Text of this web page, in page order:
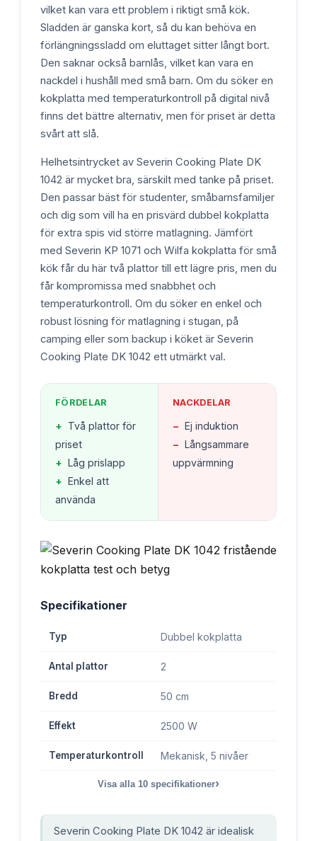
vilket kan vara ett problem i riktigt små kök.
Sladden är ganska kort, så du kan behöva en
förlängningssladd om eluttaget sitter långt bort.
Den saknar också barnlås, vilket kan vara en
nackdel i hushåll med små barn. Om du söker en
kokplatta med temperaturkontroll på digital nivå
finns det bättre alternativ, men för priset är detta
svårt att slå.
Helhetsintrycket av Severin Cooking Plate DK
1042 är mycket bra, särskilt med tanke på priset.
Den passar bäst för studenter, småbarnsfamiljer
och dig som vill ha en prisvärd dubbel kokplatta
för extra spis vid större matlagning. Jämfört
med Severin KP 1071 och Wilfa kokplatta för små
kök får du här två plattor till ett lägre pris, men du
får kompromissa med snabbhet och
temperaturkontroll. Om du söker en enkel och
robust lösning för matlagning i stugan, på
camping eller som backup i köket är Severin
Cooking Plate DK 1042 ett utmärkt val.
FÖRDELAR
+ Två plattor för
priset
+ Låg prislapp
+ Enkel att
använda
NACKDELAR
− Ej induktion
− Långsammare
uppvärmning
Specifikationer
Typ Dubbel kokplatta
Antal plattor 2
Bredd 50 cm
Effekt 2500 W
Temperaturkontroll Mekanisk, 5 nivåer
Visa alla 10 specifikationer›
Severin Cooking Plate DK 1042 är idealisk